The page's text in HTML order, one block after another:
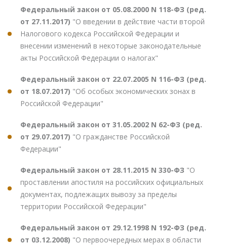
Федеральный закон от 05.08.2000 N 118-ФЗ (ред.
от 27.11.2017) "О введении в действие части второй
Налогового кодекса Российской Федерации и
внесении изменений в некоторые законодательные
акты Российской Федерации о налогах"
Федеральный закон от 22.07.2005 N 116-ФЗ (ред.
от 18.07.2017) "Об особых экономических зонах в
Российской Федерации"
Федеральный закон от 31.05.2002 N 62-ФЗ (ред.
от 29.07.2017) "О гражданстве Российской
Федерации"
Федеральный закон от 28.11.2015 N 330-ФЗ "О
проставлении апостиля на российских официальных
документах, подлежащих вывозу за пределы
территории Российской Федерации"
Федеральный закон от 29.12.1998 N 192-ФЗ (ред.
от 03.12.2008) "О первоочередных мерах в области